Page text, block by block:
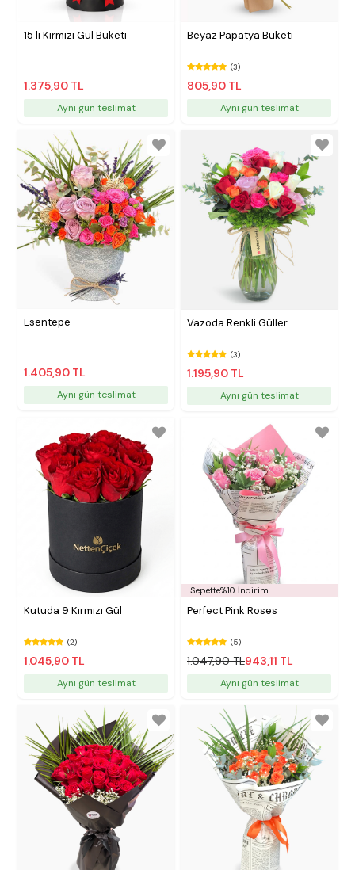
15 li Kırmızı Gül Buketi
1.375,90 TL
Aynı gün teslimat
Beyaz Papatya Buketi
(3)
805,90 TL
Aynı gün teslimat
Esentepe
1.405,90 TL
Aynı gün teslimat
Vazoda Renkli Güller
(3)
1.195,90 TL
Aynı gün teslimat
Kutuda 9 Kırmızı Gül
(2)
1.045,90 TL
Aynı gün teslimat
Sepette%10 İndirim
Perfect Pink Roses
(5)
1.047,90 TL943,11 TL
Aynı gün teslimat